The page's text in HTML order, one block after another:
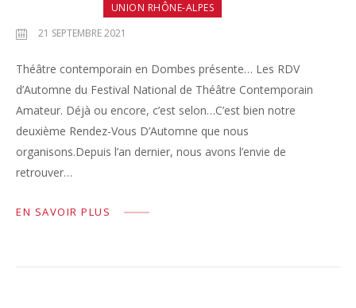
UNION RHÔNE-ALPES
21 SEPTEMBRE 2021
Théâtre contemporain en Dombes présente… Les RDV
d’Automne du Festival National de Théâtre Contemporain
Amateur. Déjà ou encore, c’est selon…C’est bien notre
deuxième Rendez-Vous D’Automne que nous
organisons.Depuis l’an dernier, nous avons l’envie de
retrouver…
EN SAVOIR PLUS